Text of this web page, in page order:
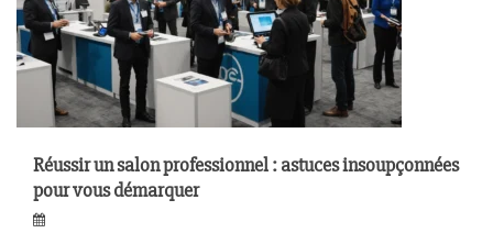
Réussir un salon professionnel : astuces insoupçonnées
pour vous démarquer